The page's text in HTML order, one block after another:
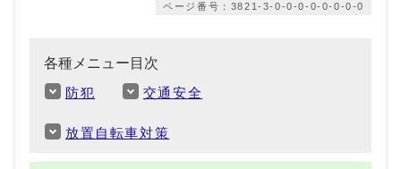
ページ番号：3821-3-0-0-0-0-0-0-0-0
各種メニュー目次
防犯 交通安全
放置自転車対策